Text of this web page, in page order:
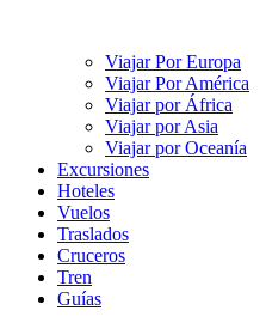
Viajar Por Europa
Viajar Por América
Viajar por África
Viajar por Asia
Viajar por Oceanía
Excursiones
Hoteles
Vuelos
Traslados
Cruceros
Tren
Guías